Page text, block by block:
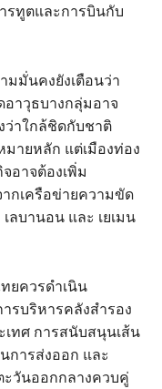
รทูตและการบินกับ
งยังเตือนว่า
าวุธบางกลุ่มอาจ
ว่าใกล้ชิดกับชาติ
มายหลัก แต่เมืองท่อง
อาจต้องเพิ่ม
กเครือข่ายความขัด
ลบานอน และ เยเมน
รดำเนิน
รบริหารคลังสำรอง
ทศ การสนับสนุนเส้น
การส่งออก และ
ะวันออกกลางควบคู่